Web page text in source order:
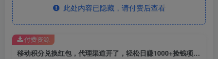
此处内容已隐藏，请付费后查看
移动积分兑换红包，代理渠道开了，轻松日赚1000+捡钱项目！
付费资源